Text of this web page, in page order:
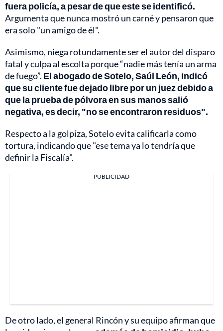
fuera policía, a pesar de que este se identificó.
Argumenta que nunca mostró un carné y pensaron que
era solo "un amigo de él".
Asimismo, niega rotundamente ser el autor del disparo
fatal y culpa al escolta porque “nadie más tenía un arma
de fuego”. El abogado de Sotelo, Saúl León, indicó
que su cliente fue dejado libre por un juez debido a
que la prueba de pólvora en sus manos salió
negativa, es decir, "no se encontraron residuos".
Respecto a la golpiza, Sotelo evita calificarla como
tortura, indicando que "ese tema ya lo tendría que
definir la Fiscalía".
PUBLICIDAD
De otro lado, el general Rincón y su equipo afirman que